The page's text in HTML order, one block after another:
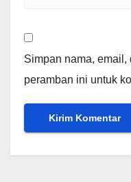
Simpan nama,
peramban ini untuk